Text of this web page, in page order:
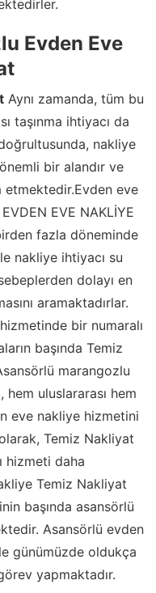
Evden Eve
Aynı zamanda, tüm bu
taşınma ihtiyacı da
nakliye
bir alandır ve
etmektedir.Evden eve
EVE NAKLİYE
fazla döneminde
nakliye ihtiyacı su
dolayı en
aramaktadırlar.
bir numaralı
başında Temiz
marangozlu
uluslararası hem
eve nakliye hizmetini
Temiz Nakliyat
hizmeti daha
Temiz Nakliyat
başında asansörlü
Asansörlü evden
günümüzde oldukça
yapmaktadır.